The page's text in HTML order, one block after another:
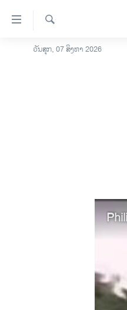
ລິ້ງ
ສຳຫລັບ
ໂຮມເພຈ
ອິດສະຫຼະພາບດ້ານການຂ່າວ
ວິທະຍາສາດ-ເທັກໂນໂລຈີ
ຄົ້ນຫາ
ວັນສຸກ, 07 ສິງຫາ 2026